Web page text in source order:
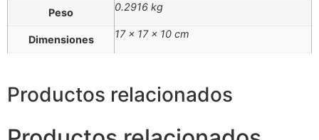
Peso 0.2916 kg
Dimensiones 17 × 17 × 10 cm
Productos relacionados